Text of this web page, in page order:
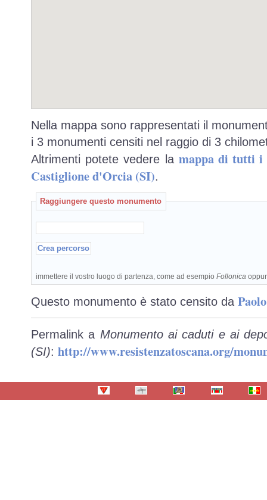
Nella mappa sono rappresentati il
i 3 monumenti censiti nel raggio di 3
Altrimenti potete vedere la mappa di tutti i
Castiglione d'Orcia (SI).
Raggiungere questo monumento
immettere il vostro luogo di partenza, come ad esempio Follonica
Questo monumento è stato censito da
Permalink a Monumento ai caduti e ai
(SI): http://www.resistenzatoscana.org/